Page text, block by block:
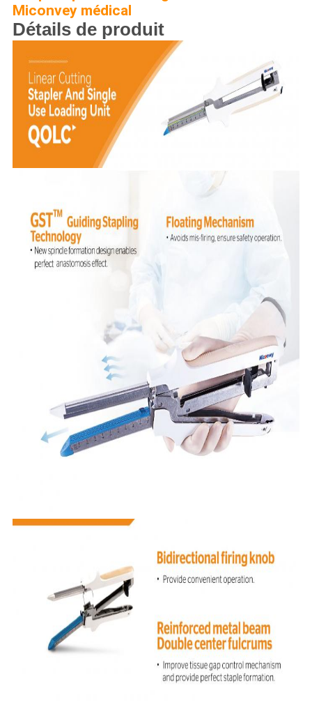
Miconvey médical
Détails de produit